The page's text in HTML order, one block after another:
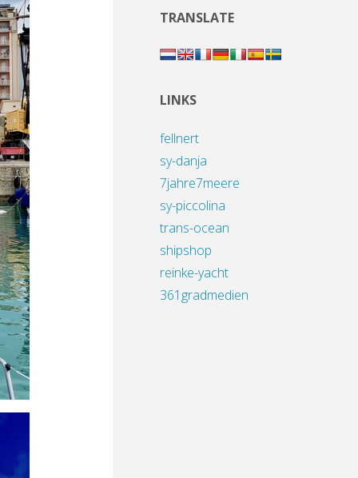
TRANSLATE
LINKS
fellnert
sy-danja
7jahre7meere
sy-piccolina
trans-ocean
shipshop
reinke-yacht
361gradmedien